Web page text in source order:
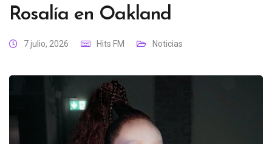
Rosalía en Oakland
7 julio, 2026 Hits FM Noticias